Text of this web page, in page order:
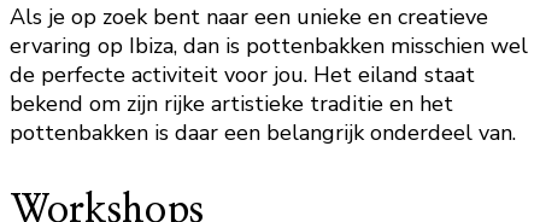
Als je op zoek bent naar een unieke en creatieve
ervaring op Ibiza, dan is pottenbakken misschien wel
de perfecte activiteit voor jou. Het eiland staat
bekend om zijn rijke artistieke traditie en het
pottenbakken is daar een belangrijk onderdeel van.
Workshops